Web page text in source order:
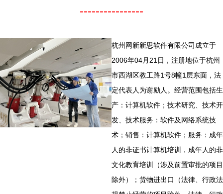
----------------
杭州网新新思软件有限公司成立于
2006年04月21日，注册地位于杭州
市西湖区教工路1号8幢1层东面，法
定代表人为谢励人。经营范围包括生
产：计算机软件；技术研究、技术开
发、技术服务：软件及网络系统技
术；销售：计算机软件；服务：成年
人的非证书计算机培训，成年人的非
文化教育培训（涉及前置审批的项目
除外）；货物进出口（法律、行政法